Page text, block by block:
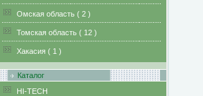
Омская область ( 2 )
Томская область ( 12 )
Хакасия ( 1 )
Каталог
HI-TECH